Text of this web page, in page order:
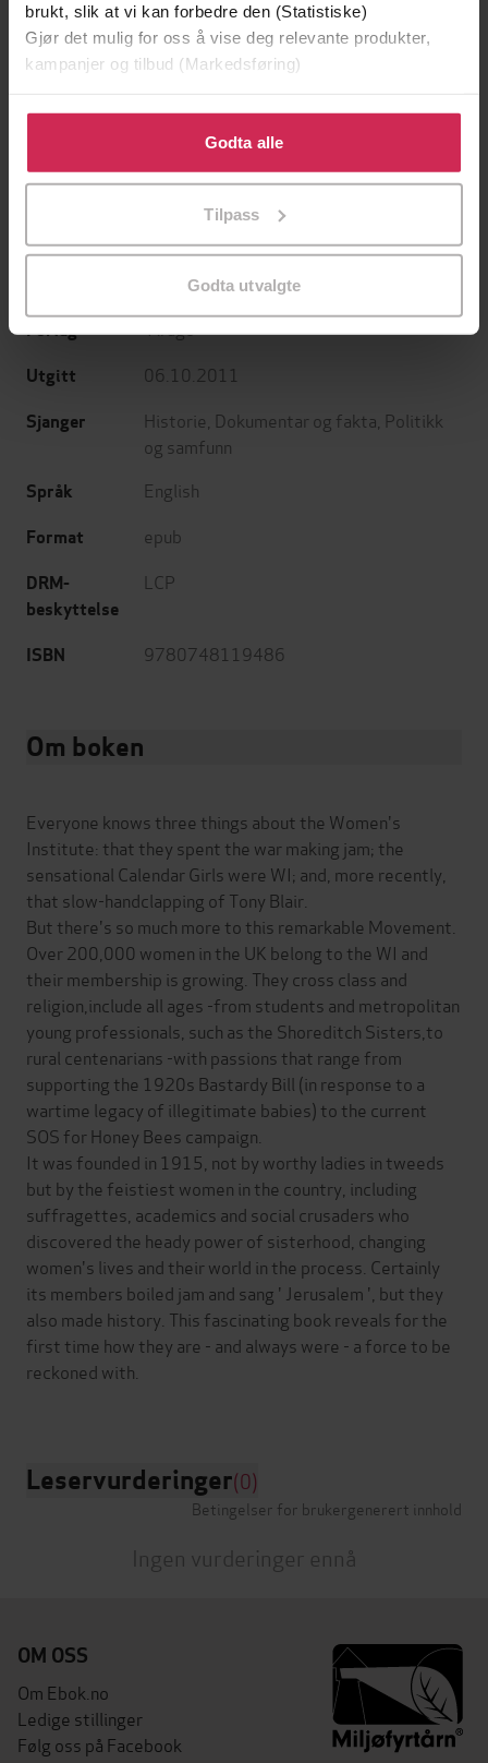
brukt, slik at vi kan forbedre den (Statistiske)
Gjør det mulig for oss å vise deg relevante produkter,
kampanjer og tilbud (Markedsføring)
Klikk på «Godta alle» for å gi oss ditt samtykke til å
bruke cookies for alle disse formålene. Du kan også
tilpasse ditt samtykke til spesifikke formål ved å klikke
Godta alle
Tilpass
Godta utvalgte
199,-
Minnesota
EBOK
349,-
EBOK
Undertittel
Jane Robinson(forfatter)
Forlag Virago
Utgitt 06.10.2011
Sjanger Historie Dokumentar og fakta Politikk
og samfunn
Språk English
Format epub
DRM-
beskyttelse
LCP
ISBN 9780748119486
Om boken
Everyone knows three things about the Women's
Institute: that they spent the war making jam; the
sensational Calendar Girls were WI; and, more recently,
that slow-handclapping of Tony Blair.
But there's so much more to this remarkable Movement.
Over 200,000 women in the UK belong to the WI and
their membership is growing. They cross class and
religion,include all ages -from students and metropolitan
young professionals, such as the Shoreditch Sisters,to
rural centenarians -with passions that range from
supporting the 1920s Bastardy Bill (in response to a
wartime legacy of illegitimate babies) to the current
SOS for Honey Bees campaign.
It was founded in 1915, not by worthy ladies in tweeds
but by the feistiest women in the country, including
suffragettes, academics and social crusaders who
discovered the heady power of sisterhood, changing
women's lives and their world in the process. Certainly
its members boiled jam and sang ' Jerusalem ', but they
also made history. This fascinating book reveals for the
first time how they are - and always were - a force to be
reckoned with.
Leservurderinger(0)
Betingelser for brukergenerert innhold
Ingen vurderinger ennå
OM OSS
Om Ebok.no
Ledige stillinger
Følg oss på Facebook